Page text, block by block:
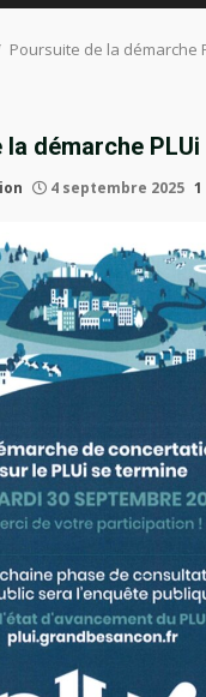
Poursuite de la démarche
démarche PLUi
4 septembre 2025